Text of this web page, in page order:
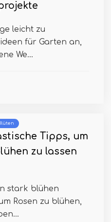
leicht zu
für Garten an,
We...
Tipps, um
zu lassen
stark blühen
Rosen zu blühen,